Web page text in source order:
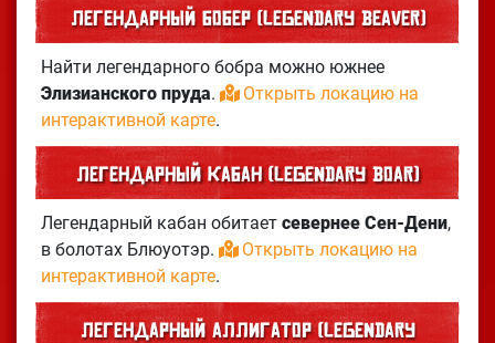
Легендарный бобер (Legendary Beaver)
Найти легендарного бобра можно южнее
Элизианского пруда.
Открыть локацию на
интерактивной карте.
Легендарный кабан (Legendary Boar)
Легендарный кабан обитает севернее Сен-Дени,
в болотах Блюуотэр.
Открыть локацию на
интерактивной карте.
Легендарный аллигатор (Legendary